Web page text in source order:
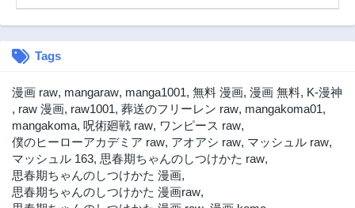
第42.2話
第41.3話
3ヶ月前
第41.2話
3ヶ月前
第41.1話
3ヶ月前
第40.3話
3ヶ月前
第40.2話
3ヶ月前 3ヶ月前
Tags
漫画 raw, mangaraw, manga1001, 無料 漫画, 漫画 無料, K-漫神
, raw 漫画, raw1001, 葬送のフリーレン raw, mangakoma01,
mangakoma, 呪術廻戦 raw, ワンピース raw,
僕のヒーローアカデミア raw, アオアシ raw, マッシュル raw,
マッシュル 163, 思春期ちゃんのしつけかた raw,
思春期ちゃんのしつけかた 漫画,
思春期ちゃんのしつけかた 漫画raw,